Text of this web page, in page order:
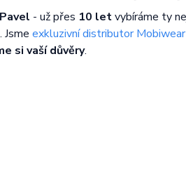
- už přes 10 letvybíráme ty
. Jsme exkluzivní distributor
si vaší důvěry.